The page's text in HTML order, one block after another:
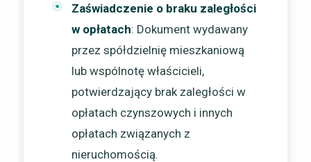
Zaświadczenie o braku zaległości
w opłatach: Dokument wydawany
przez spółdzielnię mieszkaniową
lub wspólnotę właścicieli,
potwierdzający brak zaległości w
opłatach czynszowych i innych
opłatach związanych z
nieruchomością.